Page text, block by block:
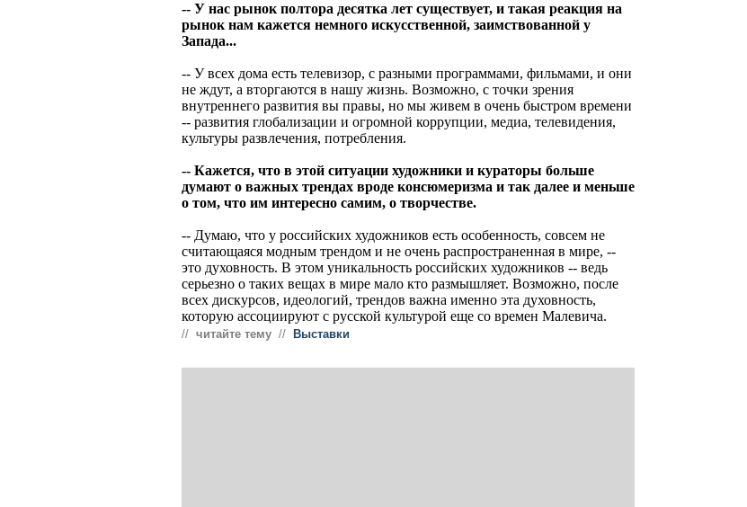
-- У нас рынок полтора десятка лет существует, и такая реакция на
рынок нам кажется немного искусственной, заимствованной у
Запада...
-- У всех дома есть телевизор, с разными программами, фильмами, и они
не ждут, а вторгаются в нашу жизнь. Возможно, с точки зрения
внутреннего развития вы правы, но мы живем в очень быстром времени
-- развития глобализации и огромной коррупции, медиа, телевидения,
культуры развлечения, потребления.
-- Кажется, что в этой ситуации художники и кураторы больше
думают о важных трендах вроде консюмеризма и так далее и меньше
о том, что им интересно самим, о творчестве.
-- Думаю, что у российских художников есть особенность, совсем не
считающаяся модным трендом и не очень распространенная в мире, --
это духовность. В этом уникальность российских художников -- ведь
серьезно о таких вещах в мире мало кто размышляет. Возможно, после
всех дискурсов, идеологий, трендов важна именно эта духовность,
которую ассоциируют с русской культурой еще со времен Малевича.
// читайте тему // Выставки